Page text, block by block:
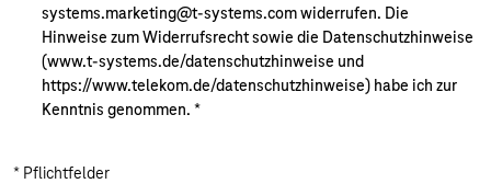
systems.marketing@t-systems.com widerrufen. Die
Hinweise zum Widerrufsrecht sowie die Datenschutzhinweise
(www.t-systems.de/datenschutzhinweise und
https://www.telekom.de/datenschutzhinweise) habe ich zur
Kenntnis genommen. *
* Pflichtfelder